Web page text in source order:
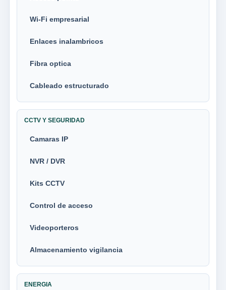
Wi-Fi empresarial
Enlaces inalambricos
Fibra optica
Cableado estructurado
CCTV Y SEGURIDAD
Camaras IP
NVR / DVR
Kits CCTV
Control de acceso
Videoporteros
Almacenamiento vigilancia
ENERGIA